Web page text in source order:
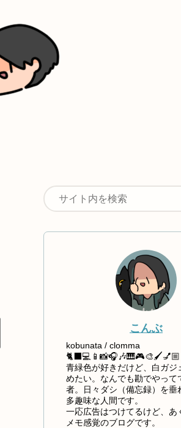
こんぶ
kobunata / clomma
🐈‍⬛💻📱📸🎧🎶🎹🎮🎨🖌️💅🏼
青緑色が好きだけど、白ガジ
めたい。なんでも勘でやって
者。日々ダシ（備忘録）を垂
多趣味な人間です。
一応広告はつけてるけど、あ
メモ感覚のブログです。